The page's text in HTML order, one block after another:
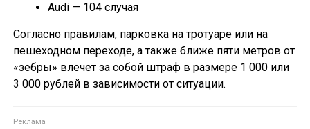
Audi — 104 случая
Согласно правилам, парковка на тротуаре или на
пешеходном переходе, а также ближе пяти метров от
«зебры» влечет за собой штраф в размере 1 000 или
3 000 рублей в зависимости от ситуации.